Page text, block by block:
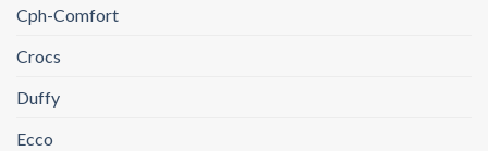
Cph-Comfort
Crocs
Duffy
Ecco